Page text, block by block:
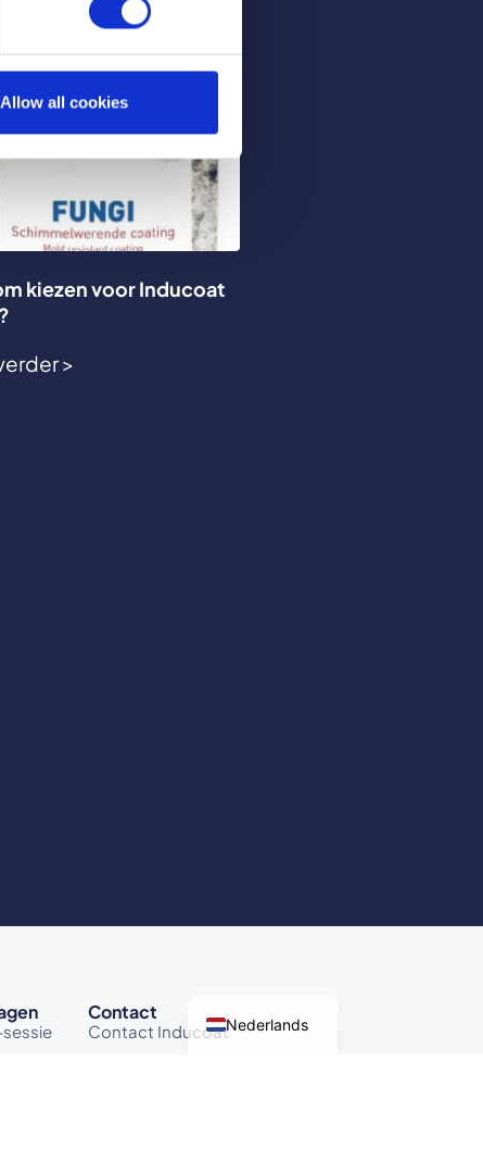
Allow all cookies
kiezen voor Inducoat
>
Contact
Contact InducoatNederlands